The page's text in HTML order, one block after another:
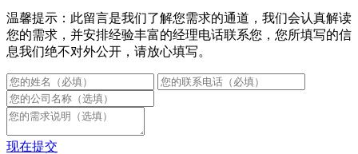
温馨提示：此留言是我们了解您需求的通道，我们会认真解读
您的需求，并安排经验丰富的经理电话联系您，您所填写的信
息我们绝不对外公开，请放心填写。
现在提交